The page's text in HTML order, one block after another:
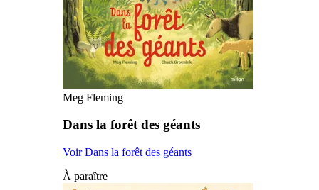
Meg Fleming
Dans la forêt des géants
Voir Dans la forêt des géants
À paraître